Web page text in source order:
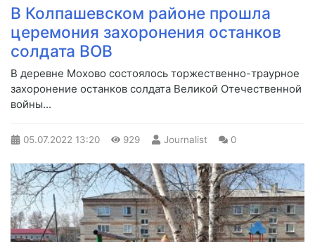
В Колпашевском районе прошла
церемония захоронения останков
солдата ВОВ
В деревне Мохово состоялось торжественно-траурное
захоронение останков солдата Великой Отечественной
войны...
05.07.2022 13:20 929 Journalist 0